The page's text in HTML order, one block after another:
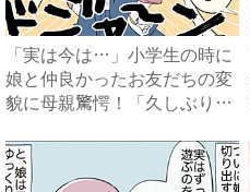
「実は今は…」小学生の時に
娘と仲良かったお友だちの変
貌に母親驚愕！「久しぶりに